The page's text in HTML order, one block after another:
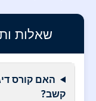
שאלות
האם קורס
קשב?